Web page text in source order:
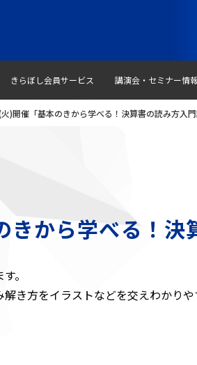
きらぼし会員サービス 講演会・セミナー情
)開催「基本のきから学べる！決算書の読み方入門
から学べる！決
。
き方をイラストなどを交えわかりや